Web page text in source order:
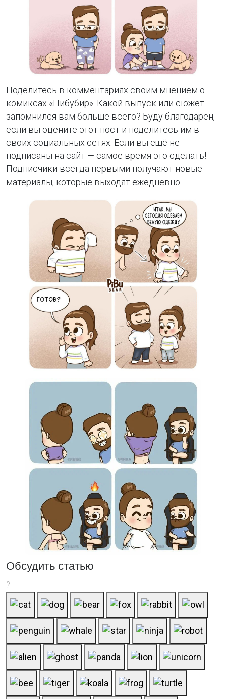
Поделитесь в комментариях своим мнением о
комиксах «Пибубир». Какой выпуск или сюжет
запомнился вам больше всего? Буду благодарен,
если вы оцените этот пост и поделитесь им в
своих социальных сетях. Если вы ещё не
подписаны на сайт — самое время это сделать!
Подписчики всегда первыми получают новые
материалы, которые выходят ежедневно.
Обсудить статью
?